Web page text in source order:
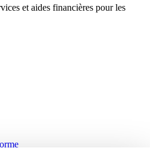
et aides financières pour les